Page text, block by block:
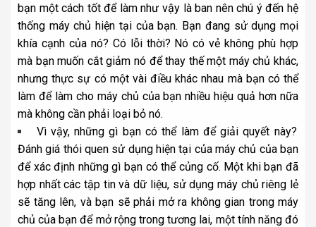
bạn một cách tốt để làm như vậy là ban nên chú ý đến hệ
thống máy chủ hiện tại của bạn. Bạn đang sử dụng mọi
khía cạnh của nó? Có lỗi thời? Nó có vẻ không phù hợp
mà bạn muốn cắt giảm nó để thay thế một máy chủ khác,
nhưng thực sự có một vài điều khác nhau mà bạn có thể
làm để làm cho máy chủ của bạn nhiều hiệu quả hơn nữa
mà không cần phải loại bỏ nó.
Vì vậy, những gì bạn có thể làm để giải quyết này?
Đánh giá thói quen sử dụng hiện tại của máy chủ của bạn
để xác định những gì bạn có thể củng cố. Một khi bạn đã
hợp nhất các tập tin và dữ liệu, sử dụng máy chủ riêng lẻ
sẽ tăng lên, và bạn sẽ phải mở ra không gian trong máy
chủ của bạn để mở rộng trong tương lai, một tính năng đó